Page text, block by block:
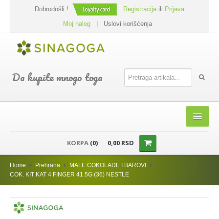
Dobrodošli ! Registracijaili Prijava
Moj nalog
Uslovi korišćenja
Da kupite mnogo toga
SHOP
PREHRANA
DODACI JELIMA
KORPA (0) 0,00 RSD
Home Prehrana
MALE COKOLADE I BAROVI
COK. KIT KAT 4 FINGER 41.5G (36) NESTLE